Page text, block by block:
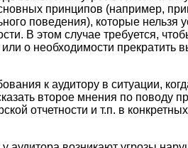
принципов (например,
поведения), которые нельзя
В этом случае требуется,
о необходимости прекратить
к аудитору в ситуации,
второе мнения по поводу
отчетности и т.п. в